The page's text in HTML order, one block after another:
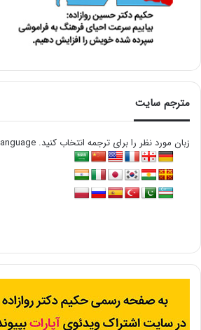
مترجم سایت
زبان مورد نظر را برای ترجمه انتخاب کنید. Please Choice Your Language :